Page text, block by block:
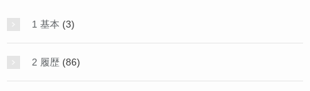
1 基本 (3)
2 履歴 (86)